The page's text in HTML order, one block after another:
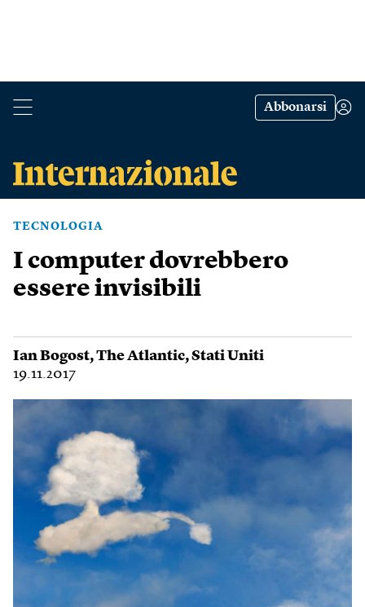
Abbonarsi
TECNOLOGIA
I computer dovrebbero
essere invisibili
Ian Bogost,The Atlantic,Stati Uniti
19.11.2017